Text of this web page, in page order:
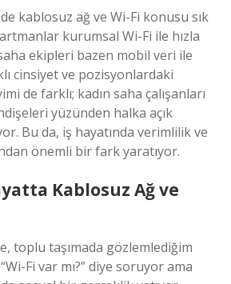
kablosuz ağ ve Wi-Fi konusu sık
kurumsal Wi-Fi ile hızla
ekipleri bazen mobil veri ile
cinsiyet ve pozisyonlardaki
de farklı; kadın saha çalışanları
yüzünden halka açık
Bu da, iş hayatında verimlilik ve
önemli bir fark yaratıyor.
Kablosuz Ağ ve
toplu taşımada gözlemlediğim
Fi var mı?” diye soruyor ama